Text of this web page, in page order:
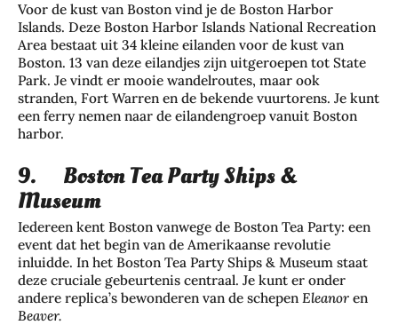
Voor de kust van Boston vind je de Boston Harbor
Islands. Deze Boston Harbor Islands National Recreation
Area bestaat uit 34 kleine eilanden voor de kust van
Boston. 13 van deze eilandjes zijn uitgeroepen tot State
Park. Je vindt er mooie wandelroutes, maar ook
stranden, Fort Warren en de bekende vuurtorens. Je kunt
een ferry nemen naar de eilandengroep vanuit Boston
harbor.
9. Boston Tea Party Ships &
Museum
Iedereen kent Boston vanwege de Boston Tea Party: een
event dat het begin van de Amerikaanse revolutie
inluidde. In het Boston Tea Party Ships & Museum staat
deze cruciale gebeurtenis centraal. Je kunt er onder
andere replica’s bewonderen van de schepen Eleanor en
Beaver.